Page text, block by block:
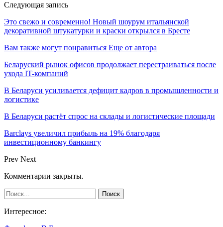
Следующая запись
Это свежо и современно! Новый шоурум итальянской
декоративной штукатурки и краски открылся в Бресте
Вам также могут понравиться Еще от автора
Беларуский рынок офисов продолжает перестраиваться после
ухода IT-компаний
В Беларуси усиливается дефицит кадров в промышленности и
логистике
В Беларуси растёт спрос на склады и логистические площади
Barclays увеличил прибыль на 19% благодаря
инвестиционному банкингу
Prev Next
Комментарии закрыты.
Интересное: